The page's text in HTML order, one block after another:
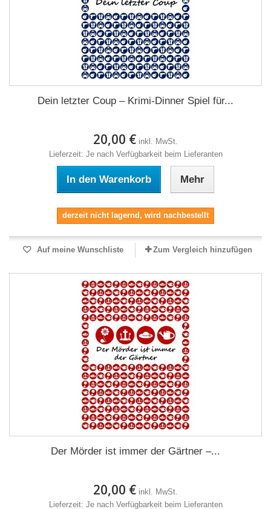
Dein letzter Coup – Krimi-Dinner Spiel für...
20,00 € inkl. MwSt.
Lieferzeit: Je nach Verfügbarkeit beim Lieferanten
In den Warenkorb Mehr
derzeit nicht lagernd, wird nachbestellt
Auf meine Wunschliste Zum Vergleich hinzufügen
Der Mörder ist immer der Gärtner –...
20,00 € inkl. MwSt.
Lieferzeit: Je nach Verfügbarkeit beim Lieferanten